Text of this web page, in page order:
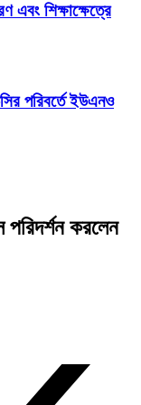
এবং শিক্ষাক্ষেত্রে
পরিবর্তে ইউএনও
পরিদর্শন করলেন